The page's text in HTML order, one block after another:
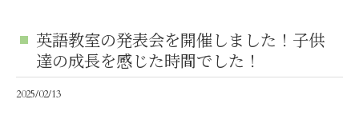
英語教室の発表会を開催しました！子供
達の成長を感じた時間でした！
2025/02/13